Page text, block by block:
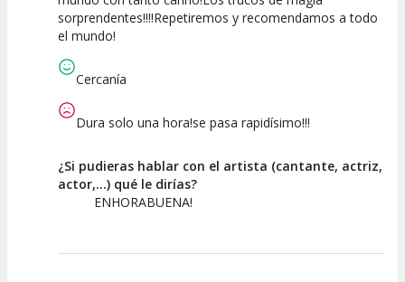
Espectáculo
Escena
artística
sorprendentes!!!!Repetiremos y recomendamos a todo
el mundo!
Cercanía
Dura solo una hora!se pasa rapidísimo!!!
¿Si pudieras hablar con el artista (cantante, actriz,
actor,...) qué le dirías?
ENHORABUENA!